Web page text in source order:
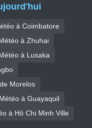
à Coimbatore
à Zhuhai
à Lusaka
Morelos
à Guayaquil
à Hô Chi Minh Ville